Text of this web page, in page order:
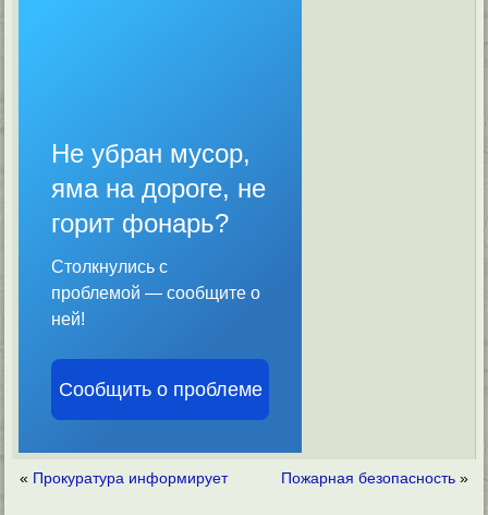
Не убран мусор,
яма на дороге, не
горит фонарь?
Столкнулись с
проблемой — сообщите о
ней!
Сообщить о проблеме
« Прокуратура информирует Пожарная безопасность»